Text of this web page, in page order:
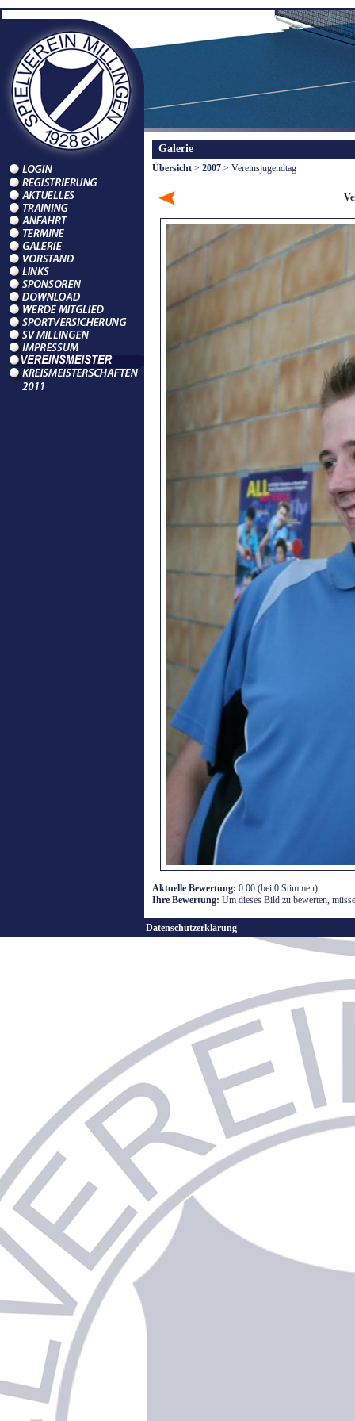
Galerie
Übersicht > 2007 > Vereinsjugendtag
Aktuelle Bewertung: 0.00 (bei 0 Stimmen)
Ihre Bewertung: Um dieses Bild zu bewerten,
Datenschutzerklärung